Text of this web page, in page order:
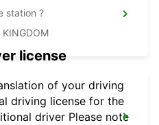
KINGDOM
station ?
license
of your driving
driving license for the
driver Please note